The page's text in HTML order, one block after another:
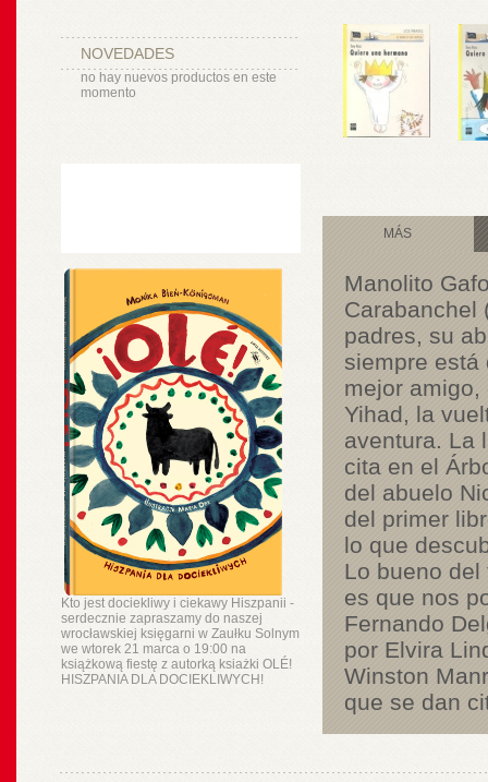
NOVEDADES
no hay nuevos productos en este
momento
Kto jest dociekliwy i ciekawy Hiszpanii -
serdecznie zapraszamy do naszej
wrocławskiej księgarni w Zaułku Solnym
we wtorek 21 marca o 19:00 na
książkową fiestę z autorką ksiażki OLÉ!
HISZPANIA DLA DOCIEKLIWYCH!
MÁS
Manolito
Carabanchel
padres, su
siempre está
mejor
Yihad, la
aventura. La
cita en el
del abuelo
del primer
lo que
Lo bueno
es que nos
Fernando
por Elvira
Winston
que se dan